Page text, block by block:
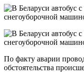
По факту аварии
обстоятельства